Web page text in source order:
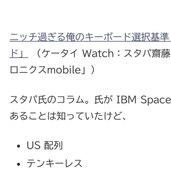
ニッチ過ぎる俺のキーボード選択基
ド」
（ケータイ Watch：スタパ齋
ロニクスmobile」）
スタパ氏のコラム。氏が IBM
あることは知っていたけど、
US 配列
テンキーレス